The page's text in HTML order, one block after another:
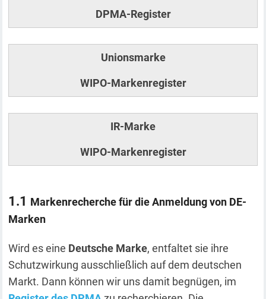
DPMA-Register
Unionsmarke
WIPO-Markenregister
IR-Marke
WIPO-Markenregister
Markenrecherche für die Anmeldung von DE-
Marken
Wird es eine Deutsche Marke, entfaltet sie ihre
Schutzwirkung ausschließlich auf dem deutschen
Markt. Dann können wir uns damit begnügen, im